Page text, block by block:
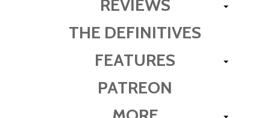
REVIEWS
THE DEFINITIVES
FEATURES
PATREON